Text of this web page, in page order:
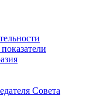
Совета